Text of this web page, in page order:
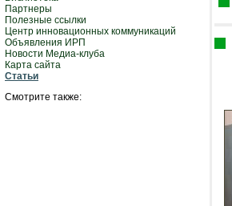
Партнеры
Полезные ссылки
Центр инновационных коммуникаций
Объявления ИРП
Новости Медиа-клуба
Карта сайта
Статьи
Смотрите также: